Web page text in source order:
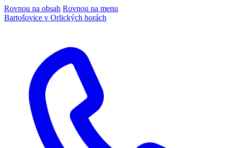
Rovnou na obsah Rovnou na menu
Bartošovice v Orlických horách